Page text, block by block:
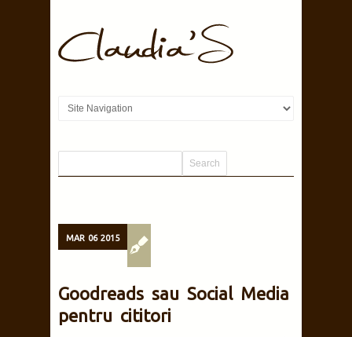
MAR 06 2015
Goodreads sau Social Media
pentru cititori